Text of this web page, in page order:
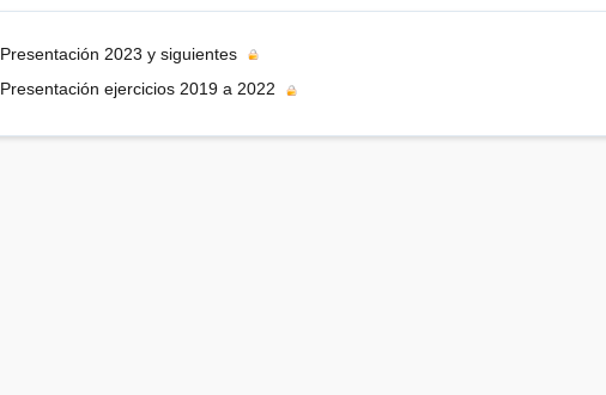
Presentación 2023 y siguientes
Presentación ejercicios 2019 a 2022